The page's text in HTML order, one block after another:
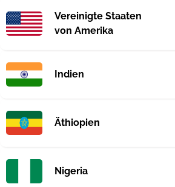
Vereinigte Staaten
von Amerika
Indien
Äthiopien
Nigeria